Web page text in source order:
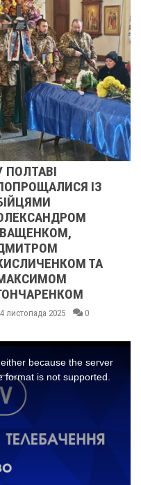
РЕВОЛЮЦІЯ
2013 ОЧИМА
УЧАСНИЦІ
21 листопада 2025